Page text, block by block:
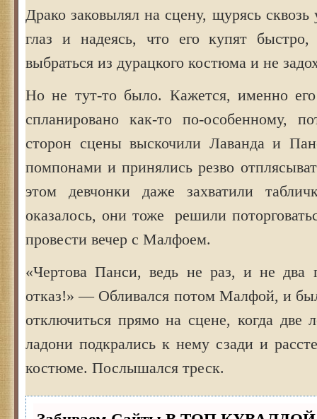
Драко заковылял на сцену, щурясь сквозь
глаз и надеясь, что его купят быстро,
выбраться из дурацкого костюма и не
Но не тут-то было. Кажется, именно
спланировано как-то по-особенному,
сторон сцены выскочили Лаванда и
помпонами и принялись резво
этом девчонки даже захватили
оказалось, они тоже решили
провести вечер с Малфоем.
«Чертова Панси, ведь не раз, и не два
отказ!» — Обливался потом Малфой, и
отключиться прямо на сцене, когда две
ладони подкрались к нему сзади и
костюме. Послышался треск.